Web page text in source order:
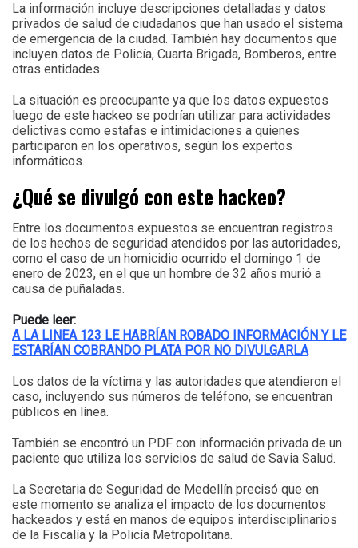
La información incluye descripciones detalladas y datos
privados de salud de ciudadanos que han usado el sistema
de emergencia de la ciudad. También hay documentos que
incluyen datos de Policía, Cuarta Brigada, Bomberos, entre
otras entidades.
La situación es preocupante ya que los datos expuestos
luego de este hackeo se podrían utilizar para actividades
delictivas como estafas e intimidaciones a quienes
participaron en los operativos, según los expertos
informáticos.
¿Qué se divulgó con este hackeo?
Entre los documentos expuestos se encuentran registros
de los hechos de seguridad atendidos por las autoridades,
como el caso de un homicidio ocurrido el domingo 1 de
enero de 2023, en el que un hombre de 32 años murió a
causa de puñaladas.
Puede leer:
A LA LINEA 123 LE HABRÍAN ROBADO INFORMACIÓN Y LE
ESTARÍAN COBRANDO PLATA POR NO DIVULGARLA
Los datos de la víctima y las autoridades que atendieron el
caso, incluyendo sus números de teléfono, se encuentran
públicos en línea.
También se encontró un PDF con información privada de un
paciente que utiliza los servicios de salud de Savia Salud.
La Secretaria de Seguridad de Medellín precisó que en
este momento se analiza el impacto de los documentos
hackeados y está en manos de equipos interdisciplinarios
de la Fiscalía y la Policía Metropolitana.